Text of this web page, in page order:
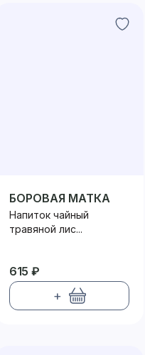
БОРОВАЯ МАТКА
Напиток чайный
травяной лис...
615 ₽
+